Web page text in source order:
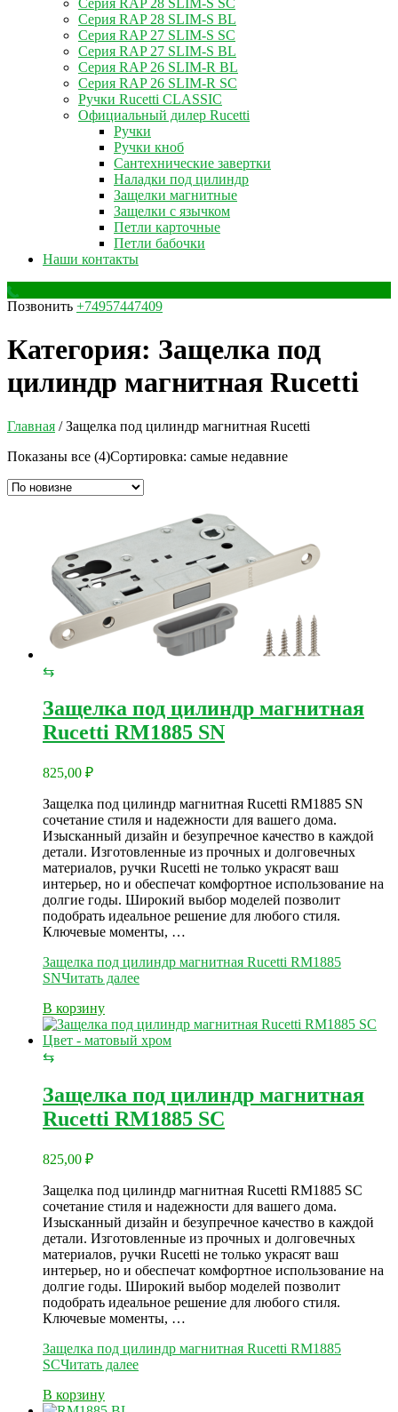
Серия RAP 28 SLIM-S SC
Серия RAP 28 SLIM-S BL
Серия RAP 27 SLIM-S SC
Серия RAP 27 SLIM-S BL
Серия RAP 26 SLIM-R BL
Серия RAP 26 SLIM-R SC
Ручки Rucetti CLASSIC
Официальный дилер Rucetti
Ручки
Ручки кноб
Сантехнические завертки
Наладки под цилиндр
Защелки магнитные
Защелки с язычком
Петли карточные
Петли бабочки
Наши контакты
Позвонить +74957447409
Категория: Защелка под
цилиндр магнитная Rucetti
Главная / Защелка под цилиндр магнитная Rucetti
Показаны все (4)Сортировка: самые недавние
⇆
Защелка под цилиндр магнитная
Rucetti RM1885 SN
825,00 ₽
Защелка под цилиндр магнитная Rucetti RM1885 SN
сочетание стиля и надежности для вашего дома.
Изысканный дизайн и безупречное качество в каждой
детали. Изготовленные из прочных и долговечных
материалов, ручки Rucetti не только украсят ваш
интерьер, но и обеспечат комфортное использование на
долгие годы. Широкий выбор моделей позволит
подобрать идеальное решение для любого стиля.
Ключевые моменты, …
Защелка под цилиндр магнитная Rucetti RM1885
SNЧитать далее
В корзину
⇆
Защелка под цилиндр магнитная
Rucetti RM1885 SC
825,00 ₽
Защелка под цилиндр магнитная Rucetti RM1885 SC
сочетание стиля и надежности для вашего дома.
Изысканный дизайн и безупречное качество в каждой
детали. Изготовленные из прочных и долговечных
материалов, ручки Rucetti не только украсят ваш
интерьер, но и обеспечат комфортное использование на
долгие годы. Широкий выбор моделей позволит
подобрать идеальное решение для любого стиля.
Ключевые моменты, …
Защелка под цилиндр магнитная Rucetti RM1885
SCЧитать далее
В корзину